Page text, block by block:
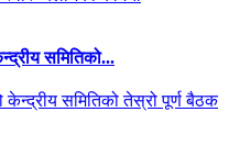
समितिको...